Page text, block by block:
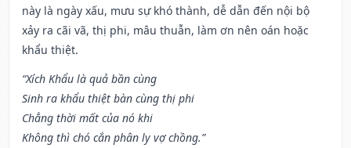
này là ngày xấu, mưu sự khó thành, dễ dẫn đến nội bộ
xảy ra cãi vã, thị phi, mâu thuẫn, làm ơn nên oán hoặc
khẩu thiệt.
“Xích Khẩu là quả bần cùng
Sinh ra khẩu thiệt bàn cùng thị phi
Chẳng thời mất của nó khi
Không thì chó cắn phân ly vợ chồng.”